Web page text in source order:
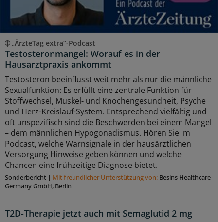
„ÄrzteTag extra“-Podcast
Testosteronmangel: Worauf es in der
Hausarztpraxis ankommt
Testosteron beeinflusst weit mehr als nur die männliche
Sexualfunktion: Es erfüllt eine zentrale Funktion für
Stoffwechsel, Muskel- und Knochengesundheit, Psyche
und Herz-Kreislauf-System. Entsprechend vielfältig und
oft unspezifisch sind die Beschwerden bei einem Mangel
– dem männlichen Hypogonadismus. Hören Sie im
Podcast, welche Warnsignale in der hausärztlichen
Versorgung Hinweise geben können und welche
Chancen eine frühzeitige Diagnose bietet.
Sonderbericht | Mit freundlicher Unterstützung von: Besins Healthcare
Germany GmbH, Berlin
T2D-Therapie jetzt auch mit Semaglutid 2 mg